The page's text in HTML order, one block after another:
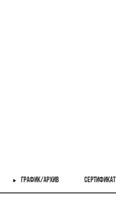
ГРАФИК/АРХИВ СЕРТИФИКАТ